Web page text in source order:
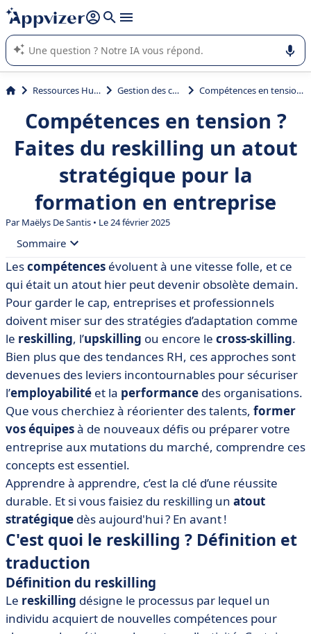
répondre (plusieurs lignes avec
L'IA de Appvizer vous guide dans l'utilisation ou la sélection de
logiciel SaaS en entreprise.
Ressources Humaines (RH) Gestion des compétences Compétences en tension ? Faites du reskilling un atout stratégique pour la formation en entreprise
Compétences en tension ?
Faites du reskilling un atout
stratégique pour la
formation en entreprise
ParMaëlys De Santis • Le 24 février 2025
Sommaire
• C'est quoi le reskilling ? Définition et traduction
• Reskilling, cross-skilling, upskilling : quelles
différences ?
• Les avantages du reskilling
• Comment intégrer le reskilling dans votre stratégie
RH de gestion des compétences ?
• Quels outils existe-t-il pour utiliser le reskilling à bon
escient en entreprise ?
• Les enjeux contemporains de la formation en
entreprise
• Investir dans la formation aujourd’hui pour réussir
demain
Lescompétences évoluent à une vitesse folle, et ce
qui était un atout hier peut devenir obsolète demain.
Pour garder le cap, entreprises et professionnels
doivent miser sur des stratégies d’adaptation comme
le reskilling, l’upskilling ou encore le cross-skilling.
Bien plus que des tendances RH, ces approches sont
devenues des leviers incontournables pour sécuriser
l’employabilité et la performance des organisations.
Que vous cherchiez à réorienter des talents, former
vos équipesà de nouveaux défis ou préparer votre
entreprise aux mutations du marché, comprendre ces
concepts est essentiel.
Apprendre à apprendre, c’est la clé d’une réussite
durable. Et si vous faisiez du reskilling un atout
stratégique dès aujourd'hui ? En avant !
C'est quoi le reskilling ? Définition et
traduction
Définition du reskilling
Le reskilling désigne le processus par lequel un
individu acquiert de nouvelles compétences pour